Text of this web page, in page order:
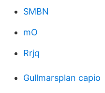
SMBN
mO
Rrjq
Gullmarsplan capio